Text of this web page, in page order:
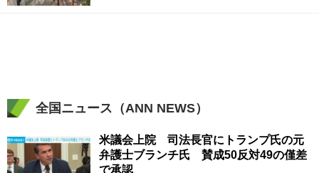
全国ニュース（ANN NEWS）
米議会上院 司法長官にトランプ氏の元
弁護士ブランチ氏 賛成50反対49の僅差
で承認